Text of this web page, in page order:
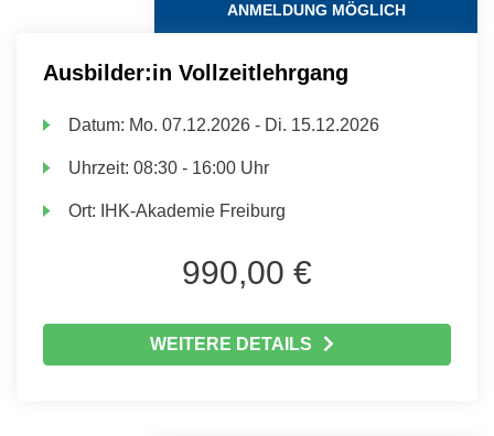
ANMELDUNG MÖGLICH
Ausbilder:in Vollzeitlehrgang
Datum: Mo. 07.12.2026 - Di. 15.12.2026
Uhrzeit:08:30 - 16:00 Uhr
Ort: IHK-Akademie Freiburg
990,00 €
WEITERE DETAILS